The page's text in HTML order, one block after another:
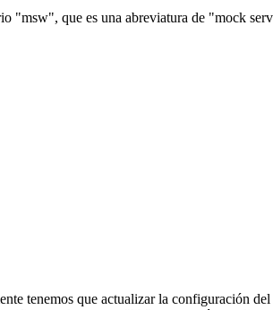
"lib".
que es una abreviatura de "mock